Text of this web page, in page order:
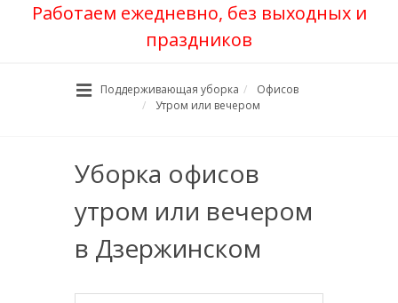
Работаем ежедневно, без выходных и
праздников
Поддерживающая уборка
Офисов
Утром или вечером
Уборка офисов
утром или вечером
в Дзержинском